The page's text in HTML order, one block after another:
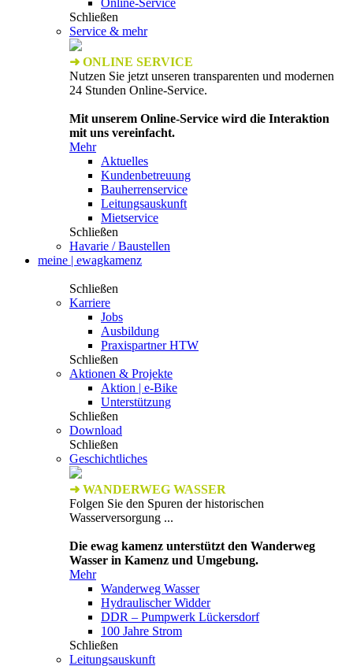
Online-Service
Schließen
Service & mehr
➜ ONLINE SERVICE
Nutzen Sie jetzt unseren transparenten und modernen
24 Stunden Online-Service.
Mit unserem Online-Service wird die Interaktion
mit uns vereinfacht.
Mehr
Aktuelles
Kundenbetreuung
Bauherrenservice
Leitungsauskunft
Mietservice
Schließen
Havarie / Baustellen
meine | ewagkamenz
Schließen
Karriere
Jobs
Ausbildung
Praxispartner HTW
Schließen
Aktionen & Projekte
Aktion | e-Bike
Unterstützung
Schließen
Download
Schließen
Geschichtliches
➜ WANDERWEG WASSER
Folgen Sie den Spuren der historischen
Wasserversorgung ...
Die ewag kamenz unterstützt den Wanderweg
Wasser in Kamenz und Umgebung.
Mehr
Wanderweg Wasser
Hydraulischer Widder
DDR – Pumpwerk Lückersdorf
100 Jahre Strom
Schließen
Leitungsauskunft